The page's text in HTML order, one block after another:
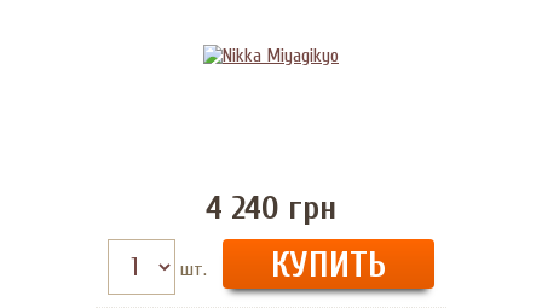
4 240 грн
шт.